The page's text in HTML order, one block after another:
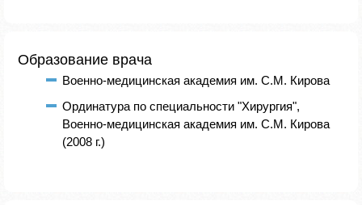
Образование врача
Военно-медицинская академия им. С.М. Кирова
Ординатура по специальности "Хирургия",
Военно-медицинская академия им. С.М. Кирова
(2008 г.)